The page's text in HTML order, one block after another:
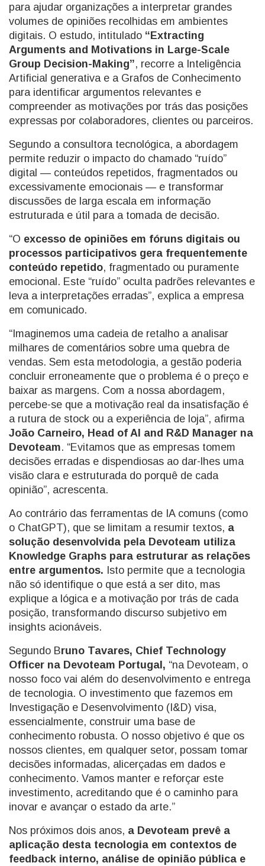
para ajudar organizações a interpretar grandes
volumes de opiniões recolhidas em ambientes
digitais. O estudo, intitulado “Extracting
Arguments and Motivations in Large-Scale
Group Decision-Making”, recorre a Inteligência
Artificial generativa e a Grafos de Conhecimento
para identificar argumentos relevantes e
compreender as motivações por trás das posições
expressas por colaboradores, clientes ou parceiros.
Segundo a consultora tecnológica, a abordagem
permite reduzir o impacto do chamado “ruído”
digital — conteúdos repetidos, fragmentados ou
excessivamente emocionais — e transformar
discussões de larga escala em informação
estruturada e útil para a tomada de decisão.
“O excesso de opiniões em fóruns digitais ou
processos participativos gera frequentemente
conteúdo repetido, fragmentado ou puramente
emocional. Este “ruído” oculta padrões relevantes e
leva a interpretações erradas”, explica a empresa
em comunicado.
“Imaginemos uma cadeia de retalho a analisar
milhares de comentários sobre uma quebra de
vendas. Sem esta metodologia, a gestão poderia
concluir erroneamente que o problema é o preço e
baixar as margens. Com a nossa abordagem,
percebe-se que a motivação real da insatisfação é
a rutura de stock ou a experiência de loja”, afirma
João Carneiro, Head of AI and R&D Manager na
Devoteam. “Evitamos que as empresas tomem
decisões erradas e dispendiosas ao dar-lhes uma
visão clara e estruturada do porquê de cada
opinião”, acrescenta.
Ao contrário das ferramentas de IA comuns (como
o ChatGPT), que se limitam a resumir textos, a
solução desenvolvida pela Devoteam utiliza
Knowledge Graphs para estruturar as relações
entre argumentos. Isto permite que a tecnologia
não só identifique o que está a ser dito, mas
explique a lógica e a motivação por trás de cada
posição, transformando discurso subjetivo em
insights acionáveis.
Segundo Bruno Tavares, Chief Technology
Officer na Devoteam Portugal, “na Devoteam, o
nosso foco vai além do desenvolvimento e entrega
de tecnologia. O investimento que fazemos em
Investigação e Desenvolvimento (I&D) visa,
essencialmente, construir uma base de
conhecimento robusta. O nosso objetivo é que os
nossos clientes, em qualquer setor, possam tomar
decisões informadas, alicerçadas em dados e
conhecimento. Vamos manter e reforçar este
investimento, acreditando que é o caminho para
inovar e avançar o estado da arte.”
Nos próximos dois anos, a Devoteam prevê a
aplicação desta tecnologia em contextos de
feedback interno, análise de opinião pública e